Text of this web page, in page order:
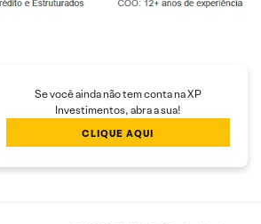
Se você ainda não tem conta na XP
Investimentos, abra a sua!
CLIQUE AQUI